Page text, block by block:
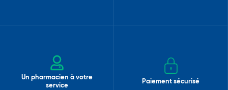
Un pharmacien à votre
service
Paiement sécurisé